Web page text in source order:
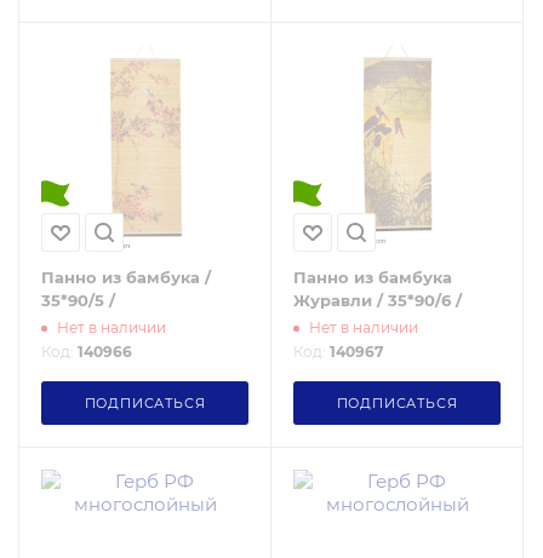
Панно из бамбука /
35*90/5 /
Нет в наличии
Код: 140966
ПОДПИСАТЬСЯ
Панно из бамбука
Журавли / 35*90/6 /
Нет в наличии
Код: 140967
ПОДПИСАТЬСЯ